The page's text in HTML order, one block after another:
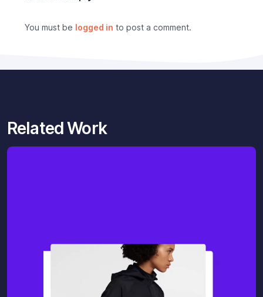
You must be logged in to post a comment.
Related Work